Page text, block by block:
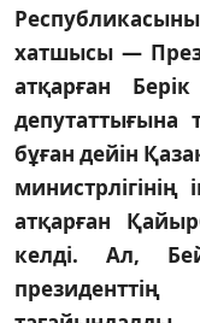
хатшысы —
атқарған
бұған дейiн
министрлiгiнiң
атқарған
келдi. Ал,
президенттiң